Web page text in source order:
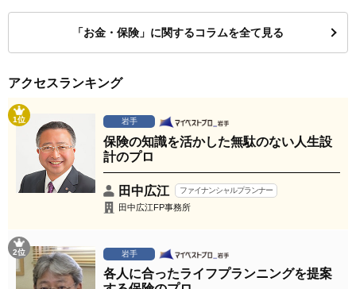
「お金・保険」に関するコラムを全て見る
アクセスランキング
1位 岩手
保険の知識を活かした無駄のない人生設
計のプロ
田中広江 ファイナンシャルプランナー
田中広江FP事務所
2位 岩手
各人に合ったライフプランニングを提案